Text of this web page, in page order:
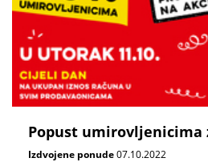
Popust umirovljenicima
Izdvojene ponude07.10.2022